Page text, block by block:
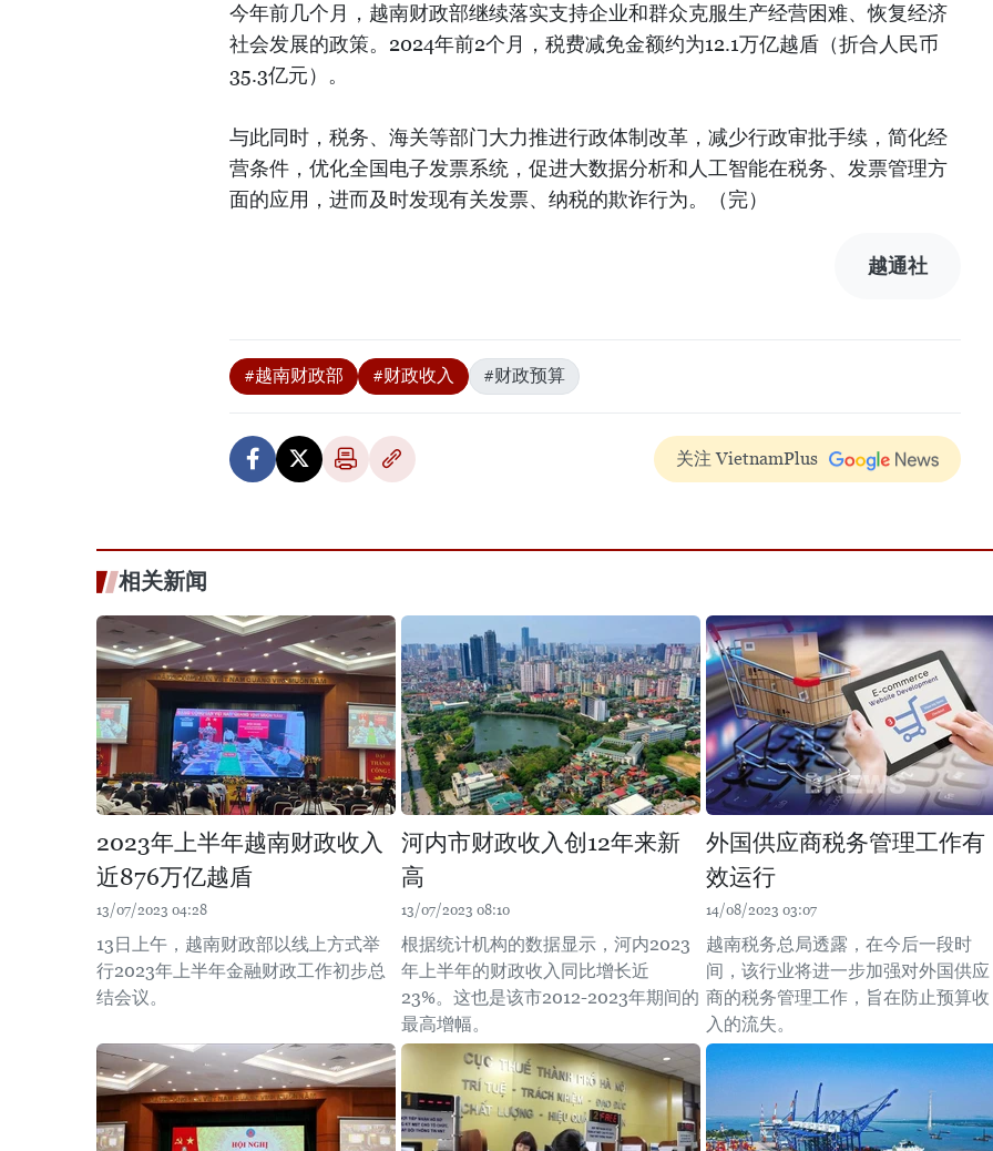
今年前几个月，越南财政部继续落实支持企业和群众克服生产经营困难、恢复经济
社会发展的政策。2024年前2个月，税费减免金额约为12.1万亿越盾（折合人民币
35.3亿元）。
与此同时，税务、海关等部门大力推进行政体制改革，减少行政审批手续，简化经
营条件，优化全国电子发票系统，促进大数据分析和人工智能在税务、发票管理方
面的应用，进而及时发现有关发票、纳税的欺诈行为。（完）
越通社
#越南财政部 #财政收入 #财政预算
关注 VietnamPlus
相关新闻
2023年上半年越南财政收入
近876万亿越盾
13/07/2023 04:28
13日上午，越南财政部以线上方式举
行2023年上半年金融财政工作初步总
结会议。
河内市财政收入创12年来新
高
13/07/2023 08:10
根据统计机构的数据显示，河内2023
年上半年的财政收入同比增长近
23%。这也是该市2012-2023年期间的
最高增幅。
外国供应商税务管理工作有
效运行
14/08/2023 03:07
越南税务总局透露，在今后一段时
间，该行业将进一步加强对外国供应
商的税务管理工作，旨在防止预算收
入的流失。